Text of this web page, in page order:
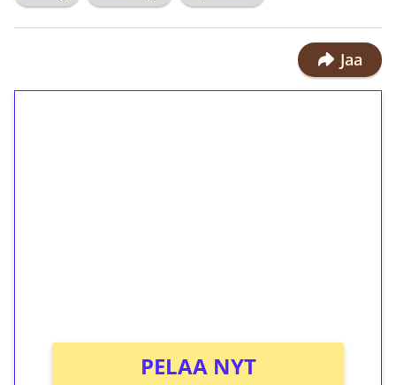
Jaa
PELAA NYT